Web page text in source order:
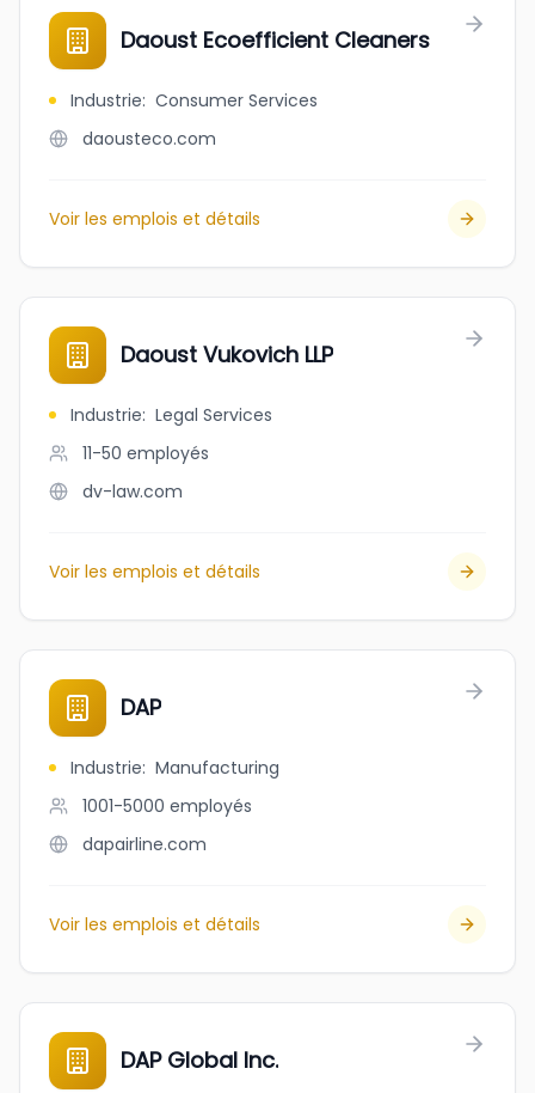
Daoust Ecoefficient Cleaners
Industrie: Consumer Services
daousteco.com
Voir les emplois et détails
Daoust Vukovich LLP
Industrie: Legal Services
11-50 employés
dv-law.com
Voir les emplois et détails
DAP
Industrie: Manufacturing
1001-5000 employés
dapairline.com
Voir les emplois et détails
DAP Global Inc.